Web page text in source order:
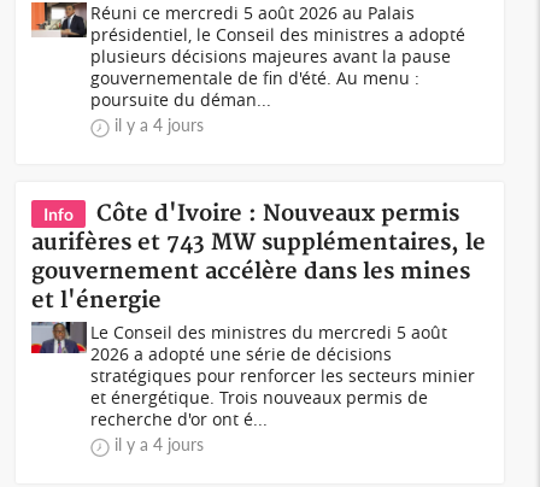
Réuni ce mercredi 5 août 2026 au Palais
présidentiel, le Conseil des ministres a adopté
plusieurs décisions majeures avant la pause
gouvernementale de fin d'été. Au menu :
poursuite du déman...
il y a 4 jours
Info
Côte d'Ivoire : Nouveaux permis
aurifères et 743 MW supplémentaires, le
gouvernement accélère dans les mines
et l'énergie
Le Conseil des ministres du mercredi 5 août
2026 a adopté une série de décisions
stratégiques pour renforcer les secteurs minier
et énergétique. Trois nouveaux permis de
recherche d'or ont é...
il y a 4 jours